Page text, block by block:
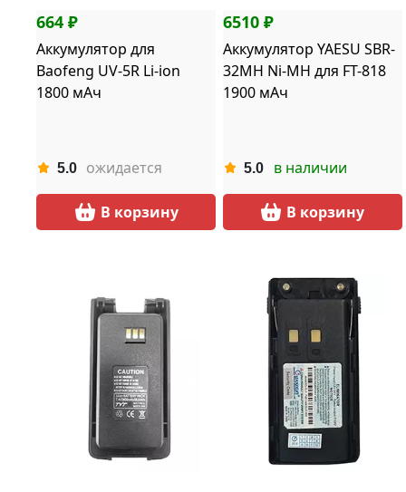
664 ₽
Аккумулятор для
Baofeng UV-5R Li-ion
1800 мАч
5.0 ожидается
В корзину
6510 ₽
Аккумулятор YAESU SBR-
32MH Ni-MH для FT-818
1900 мАч
5.0 в наличии
В корзину